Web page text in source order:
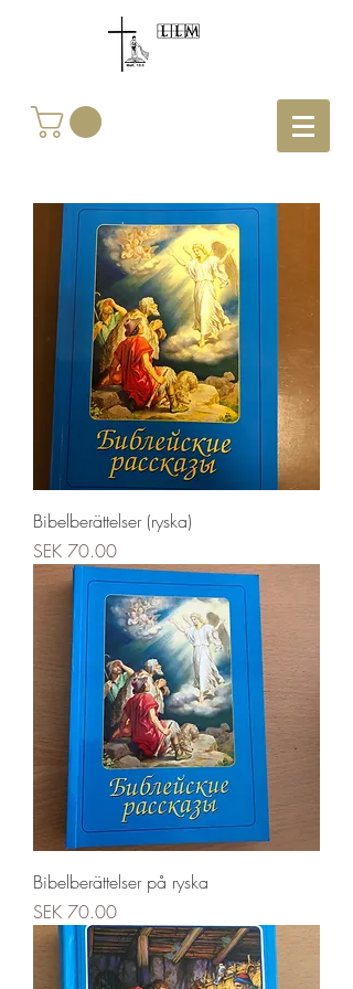
Bibelberättelser (ryska)
Price
SEK 70.00
Bibelberättelser på ryska
Price
SEK 70.00